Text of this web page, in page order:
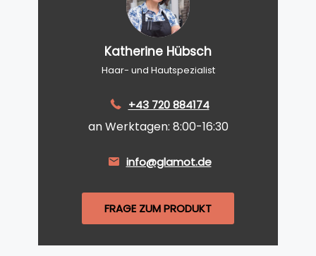
Katherine Hübsch
Haar- und Hautspezialist
+43 720 884174
an Werktagen: 8:00-16:30
info@glamot.de
FRAGE ZUM PRODUKT